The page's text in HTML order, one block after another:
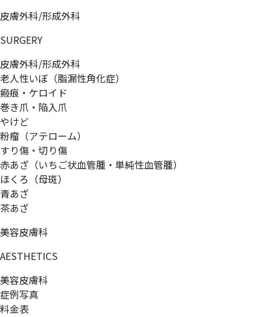
皮膚外科/形成外科
SURGERY
皮膚外科/形成外科
老人性いぼ（脂漏性角化症）
瘢痕・ケロイド
巻き爪・陥入爪
やけど
粉瘤（アテローム）
すり傷・切り傷
赤あざ（いちご状血管腫・単純性血管腫）
ほくろ（母斑）
青あざ
茶あざ
美容皮膚科
AESTHETICS
美容皮膚科
症例写真
料金表